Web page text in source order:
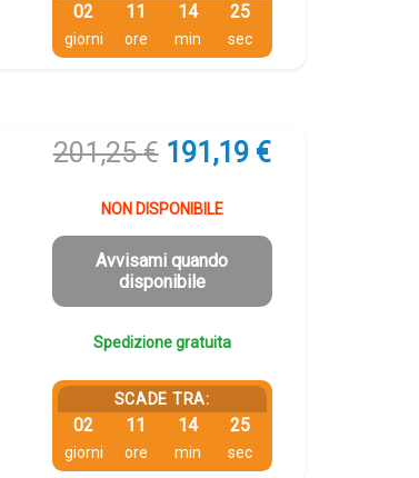
02
giorni
11
ore
14
min
24
sec
201,25€ Il
originale
era:
201,25 €.
191,19 €Il
è:
NON DISPONIBILE
Avvisami quando
disponibile
Spedizione gratuita
SCADE TRA:
02
giorni
11
ore
14
min
24
sec